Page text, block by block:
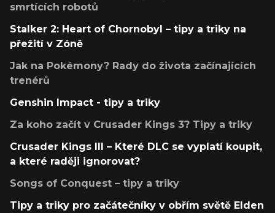
smrtících robotů
Stalker 2: Heart of Chornobyl – tipy a triky na
přežití v Zóně
Jak na Pokémony? Rady do života začínajících
trenérů
Genshin Impact - tipy a triky
Za koho začít v Crusader Kings 3? Tipy a triky
Crusader Kings III – Které DLC se vyplatí koupit,
a které raději ignorovat?
Songs of Conquest – tipy a triky
Tipy a triky pro začátečníky v obřím světě Elden